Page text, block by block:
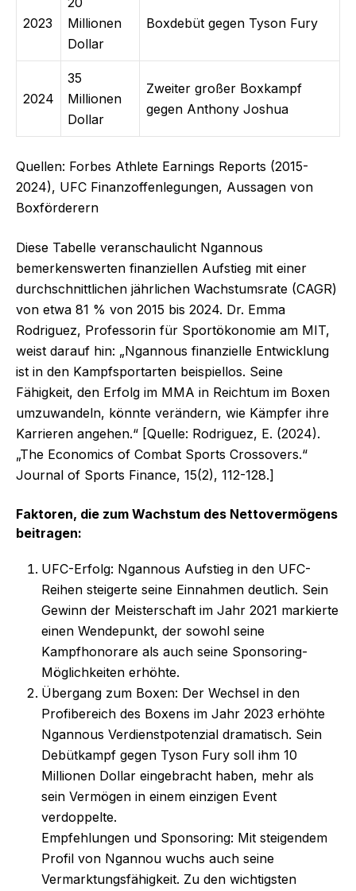
2023
Millionen
Dollar
Boxdebüt gegen Tyson Fury
2024
35
Millionen
Dollar
Zweiter großer Boxkampf
gegen Anthony Joshua
Quellen: Forbes Athlete Earnings Reports (2015-
2024), UFC Finanzoffenlegungen, Aussagen von
Boxförderern
Diese Tabelle veranschaulicht Ngannous
bemerkenswerten finanziellen Aufstieg mit einer
durchschnittlichen jährlichen Wachstumsrate (CAGR)
von etwa 81 % von 2015 bis 2024. Dr. Emma
Rodriguez, Professorin für Sportökonomie am MIT,
weist darauf hin: „Ngannous finanzielle Entwicklung
ist in den Kampfsportarten beispiellos. Seine
Fähigkeit, den Erfolg im MMA in Reichtum im Boxen
umzuwandeln, könnte verändern, wie Kämpfer ihre
Karrieren angehen.“ [Quelle: Rodriguez, E. (2024).
„The Economics of Combat Sports Crossovers.“
Journal of Sports Finance, 15(2), 112-128.]
Faktoren, die zum Wachstum des Nettovermögens
beitragen:
UFC-Erfolg: Ngannous Aufstieg in den UFC-
Reihen steigerte seine Einnahmen deutlich. Sein
Gewinn der Meisterschaft im Jahr 2021 markierte
einen Wendepunkt, der sowohl seine
Kampfhonorare als auch seine Sponsoring-
Möglichkeiten erhöhte.
Übergang zum Boxen: Der Wechsel in den
Profibereich des Boxens im Jahr 2023 erhöhte
Ngannous Verdienstpotenzial dramatisch. Sein
Debütkampf gegen Tyson Fury soll ihm 10
Millionen Dollar eingebracht haben, mehr als
sein Vermögen in einem einzigen Event
verdoppelte.
Empfehlungen und Sponsoring: Mit steigendem
Profil von Ngannou wuchs auch seine
Vermarktungsfähigkeit. Zu den wichtigsten